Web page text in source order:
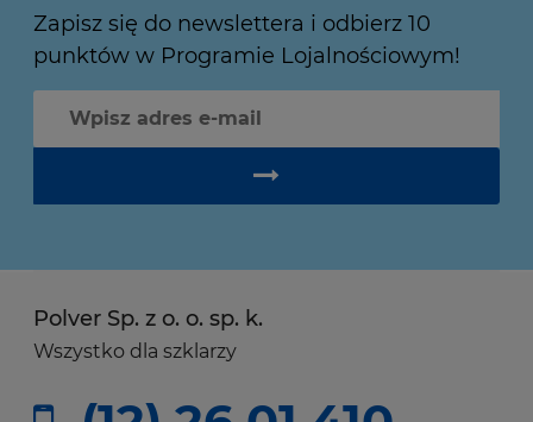
Zapisz się do newslettera i odbierz 10
punktów w Programie Lojalnościowym!
Polver Sp. z o. o. sp. k.
Wszystko dla szklarzy